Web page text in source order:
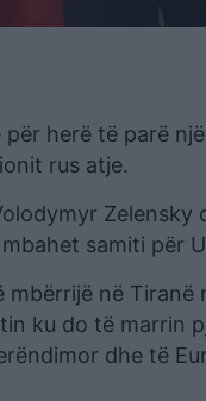
herë të parë
rus atje.
samiti për
mbërrijë në
ku do të marrin
dhe të